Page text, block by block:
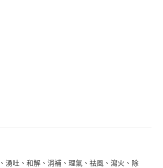
湧吐、和解、消補、理氣、祛風、瀉火、除